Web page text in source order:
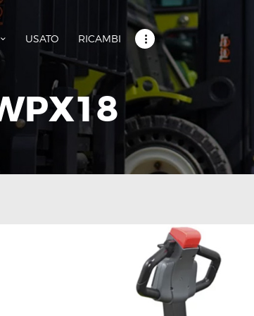
USATO RICAMBI
NUOVO
RICAMBI
SERVIZI
CONTATTI
HOME